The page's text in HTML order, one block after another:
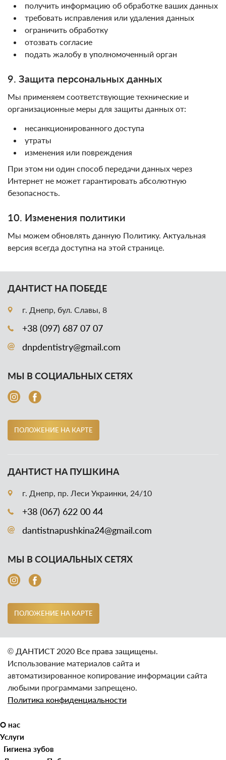
получить информацию об обработке ваших данных
требовать исправления или удаления данных
ограничить обработку
отозвать согласие
подать жалобу в уполномоченный орган
9. Защита персональных данных
Мы применяем соответствующие технические и
организационные меры для защиты данных от:
несанкционированного доступа
утраты
изменения или повреждения
При этом ни один способ передачи данных через
Интернет не может гарантировать абсолютную
безопасность.
10. Изменения политики
Мы можем обновлять данную Политику. Актуальная
версия всегда доступна на этой странице.
ДАНТИСТ НА ПОБЕДЕ
г. Днепр, бул. Славы, 8
+38 (097) 687 07 07
dnpdentistry@gmail.com
МЫ В СОЦИАЛЬНЫХ СЕТЯХ
ПОЛОЖЕНИЕ НА КАРТЕ
ДАНТИСТ НА ПУШКИНА
г. Днепр, пр. Леси Украинки, 24/10
+38 (067) 622 00 44
dantistnapushkina24@gmail.com
МЫ В СОЦИАЛЬНЫХ СЕТЯХ
ПОЛОЖЕНИЕ НА КАРТЕ
© ДАНТИСТ 2020 Все права защищены.
Использование материалов сайта и
автоматизированное копирование информации сайта
любыми программами запрещено.
Политика конфиденциальности
О нас
Услуги
Гигиена зубов
Наши клиники